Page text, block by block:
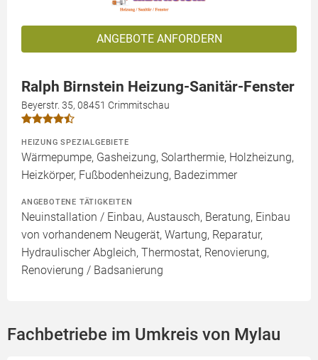
ANGEBOTE ANFORDERN
Ralph Birnstein Heizung-Sanitär-Fenster
Beyerstr. 35, 08451 Crimmitschau
HEIZUNG SPEZIALGEBIETE
Wärmepumpe, Gasheizung, Solarthermie, Holzheizung,
Heizkörper, Fußbodenheizung, Badezimmer
ANGEBOTENE TÄTIGKEITEN
Neuinstallation / Einbau, Austausch, Beratung, Einbau
von vorhandenem Neugerät, Wartung, Reparatur,
Hydraulischer Abgleich, Thermostat, Renovierung,
Renovierung / Badsanierung
Fachbetriebe im Umkreis von Mylau